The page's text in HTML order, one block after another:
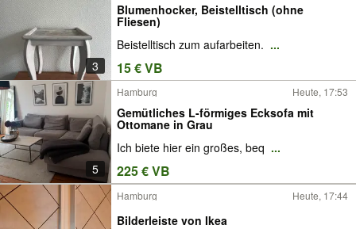
3
Blumenhocker, Beistelltisch (ohne
Fliesen)
Beistelltisch zum aufarbeiten. ...
15 € VB
5
Hamburg Heute, 17:53
Gemütliches L-förmiges Ecksofa mit
Ottomane in Grau
Ich biete hier ein großes, beq ...
225 € VB
Hamburg Heute, 17:44
Bilderleiste von Ikea